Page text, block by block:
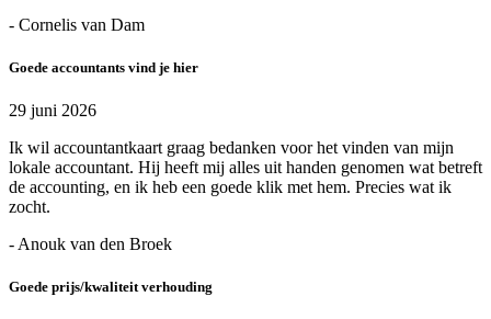
- Cornelis van Dam
Goede accountants vind je hier
29 juni 2026
Ik wil accountantkaart graag bedanken voor het vinden van mijn
lokale accountant. Hij heeft mij alles uit handen genomen wat betreft
de accounting, en ik heb een goede klik met hem. Precies wat ik
zocht.
- Anouk van den Broek
Goede prijs/kwaliteit verhouding